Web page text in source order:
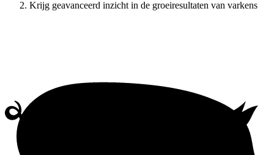
Krijg geavanceerd inzicht in de groeiresultaten van varkens